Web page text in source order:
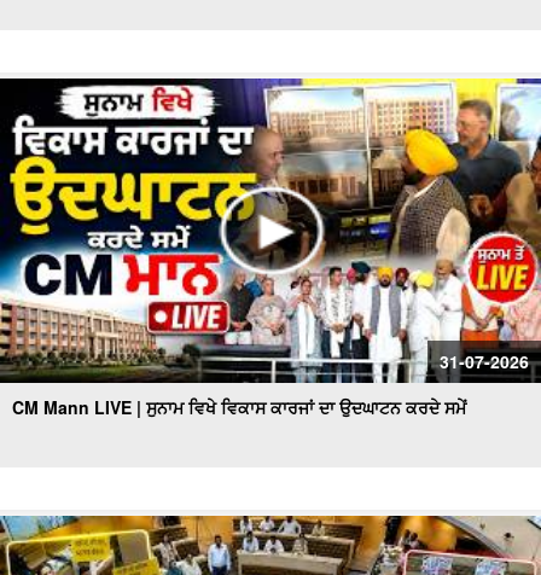
31-07-2026
CM Mann LIVE | ਸੁਨਾਮ ਵਿਖੇ ਵਿਕਾਸ ਕਾਰਜਾਂ ਦਾ ਉਦਘਾਟਨ ਕਰਦੇ ਸਮੇਂ